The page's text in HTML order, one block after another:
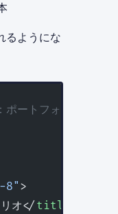
るようにな
ートフォリオサイ
8">
オ</ title